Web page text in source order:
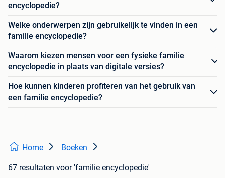
encyclopedie?
Welke onderwerpen zijn gebruikelijk te vinden in een
familie encyclopedie?
Waarom kiezen mensen voor een fysieke familie
encyclopedie in plaats van digitale versies?
Hoe kunnen kinderen profiteren van het gebruik van
een familie encyclopedie?
Home Boeken
67 resultaten voor 'familie encyclopedie'